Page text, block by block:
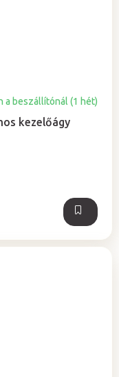
kezelőágy
a beszállítónál (1 hét)